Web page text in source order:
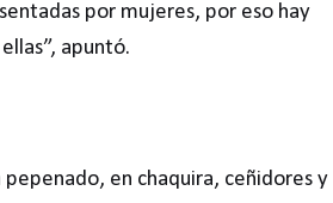
por mujeres, por eso hay
apuntó.
en chaquira, ceñidores y